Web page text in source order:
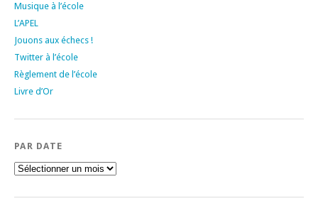
Musique à l’école
L’APEL
Jouons aux échecs !
Twitter à l’école
Règlement de l’école
Livre d’Or
PAR DATE
Par
date